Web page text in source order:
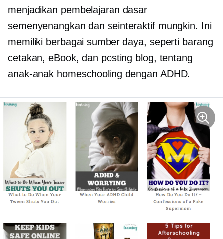
menjadikan pembelajaran dasar
semenyenangkan dan seinteraktif mungkin. Ini
memiliki berbagai sumber daya, seperti barang
cetakan, eBook, dan posting blog, tentang
anak-anak homeschooling dengan ADHD.